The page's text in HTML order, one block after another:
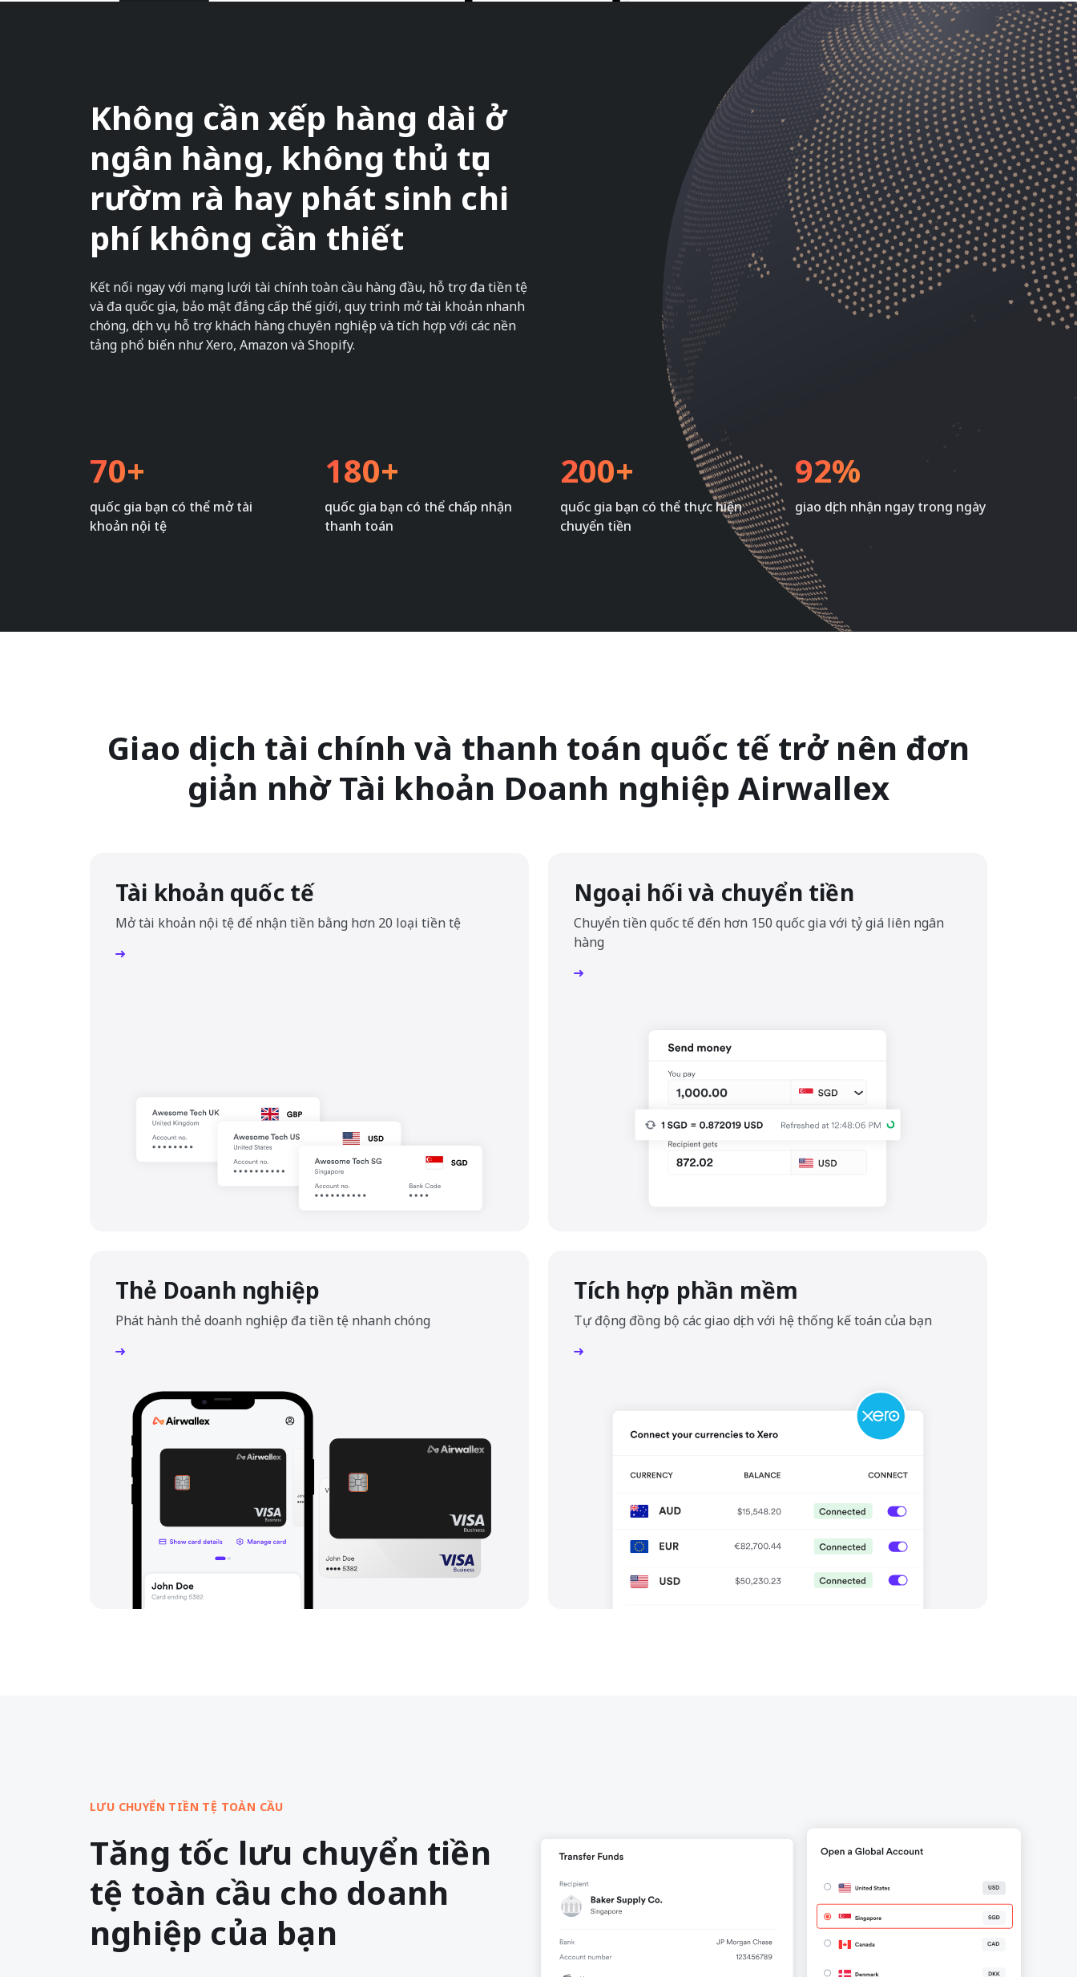
Không cần xếp hàng dài ở
ngân hàng, không thủ tục
rườm rà hay phát sinh chi
phí không cần thiết
Kết nối ngay với mạng lưới tài chính toàn cầu hàng đầu, hỗ trợ đa tiền tệ
và đa quốc gia, bảo mật đẳng cấp thế giới, quy trình mở tài khoản nhanh
chóng, dịch vụ hỗ trợ khách hàng chuyên nghiệp và tích hợp với các nền
tảng phổ biến như Xero, Amazon và Shopify.
70+
quốc gia bạn có thể mở tài
khoản nội tệ
180+
quốc gia bạn có thể chấp nhận
thanh toán
200+
quốc gia bạn có thể thực hiện
chuyển tiền
92%
giao dịch nhận ngay trong ngày
Giao dịch tài chính và thanh toán quốc tế trở nên đơn
giản nhờ Tài khoản Doanh nghiệp Airwallex
Tài khoản quốc tế
Mở tài khoản nội tệ để nhận tiền bằng hơn 20 loại tiền tệ
Ngoại hối và chuyển tiền
Chuyển tiền quốc tế đến hơn 150 quốc gia với tỷ giá liên ngân
hàng
Thẻ Doanh nghiệp
Phát hành thẻ doanh nghiệp đa tiền tệ nhanh chóng
Tích hợp phần mềm
Tự động đồng bộ các giao dịch với hệ thống kế toán của bạn
LƯU CHUYỂN TIỀN TỆ TOÀN CẦU
Tăng tốc lưu chuyển tiền
tệ toàn cầu cho doanh
nghiệp của bạn